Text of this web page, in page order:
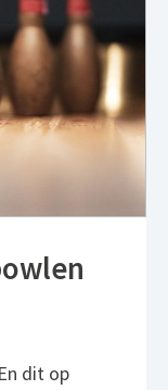
dit op